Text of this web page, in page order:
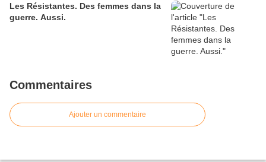
Les Résistantes. Des femmes dans la
guerre. Aussi.
Commentaires
Ajouter un commentaire